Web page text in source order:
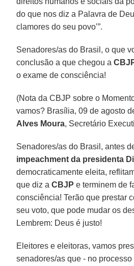
do que nos diz a Palavra de
clamores do seu povo’”.
Senadores/as do Brasil, o que
conclusão a que chegou a
o exame de consciência!
(Nota da CBJP sobre o
vamos? Brasília, 09 de agosto
Alves Moura, Secretário
Senadores/as do Brasil, antes
impeachment da presidenta
democraticamente eleita,
que diz aCBJP e terminem de
consciência! Terão que prestar
seu voto, que pode mudar os
Lembrem: Deus é justo!
Eleitores e eleitoras, vamos
senadores/as que - no